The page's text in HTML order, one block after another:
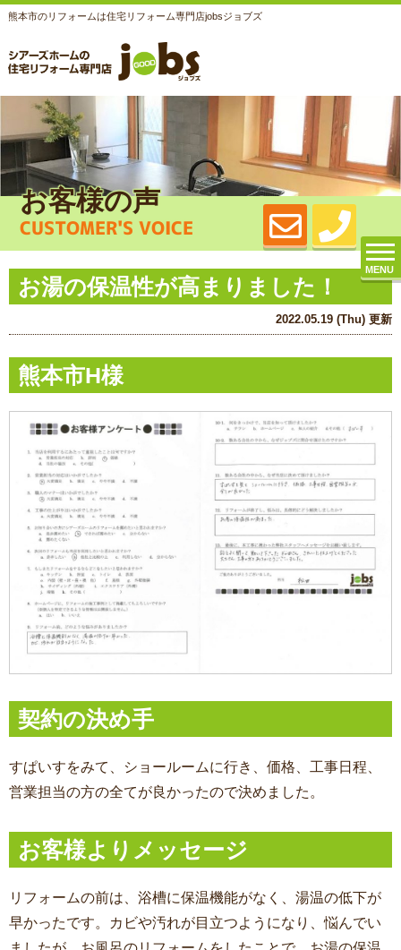
熊本市のリフォームは住宅リフォーム専門店jobsジョブズ
MENU
お客様の声
CUSTOMER'S VOICE
お湯の保温性が高まりました！
2022.05.19 (Thu) 更新
熊本市H様
契約の決め手
すぱいすをみて、ショールームに行き、価格、工事日程、
営業担当の方の全てが良かったので決めました。
お客様よりメッセージ
リフォームの前は、浴槽に保温機能がなく、湯温の低下が
早かったです。カビや汚れが目立つようになり、悩んでい